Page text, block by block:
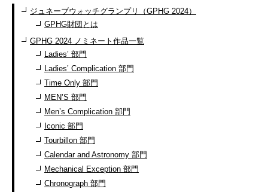
ジュネーブウォッチグランプリ（GPHG 2024）
GPHG財団とは
GPHG 2024 ノミネート作品一覧
Ladies’ 部門
Ladies’ Complication 部門
Time Only 部門
MEN’S 部門
Men’s Complication 部門
Iconic 部門
Tourbillon 部門
Calendar and Astronomy 部門
Mechanical Exception 部門
Chronograph 部門